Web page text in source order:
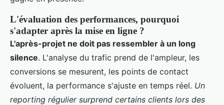
L'évaluation des performances, pourquoi
s'adapter après la mise en ligne ?
L'après-projet ne doit pas ressembler à un long
silence. L'analyse du trafic prend de l'ampleur, les
conversions se mesurent, les points de contact
évoluent, la performance s'ajuste en temps réel. Un
reporting régulier surprend certains clients lors des